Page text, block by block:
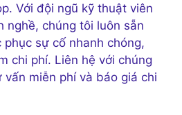
Với đội ngũ kỹ thuật viên
nghề, chúng tôi luôn sẵn
sự cố nhanh chóng,
chi phí. Liên hệ với chúng
miễn phí và báo giá chi